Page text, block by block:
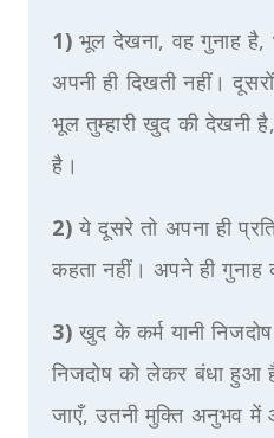
1) भूल देखना, वह गुनाह
अपनी ही दिखती नहीं।
भूल तुम्हारी खुद की देखनी
है।
2) ये दूसरे तो अपना ही
कहता नहीं। अपने ही
3) खुद के कर्म यानी
निजदोष को लेकर बंधा हुआ
जाएँ, उतनी मुक्ति अनुभव में